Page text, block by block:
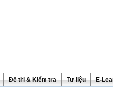
Đề thi & Kiểm tra Tư liệu E-